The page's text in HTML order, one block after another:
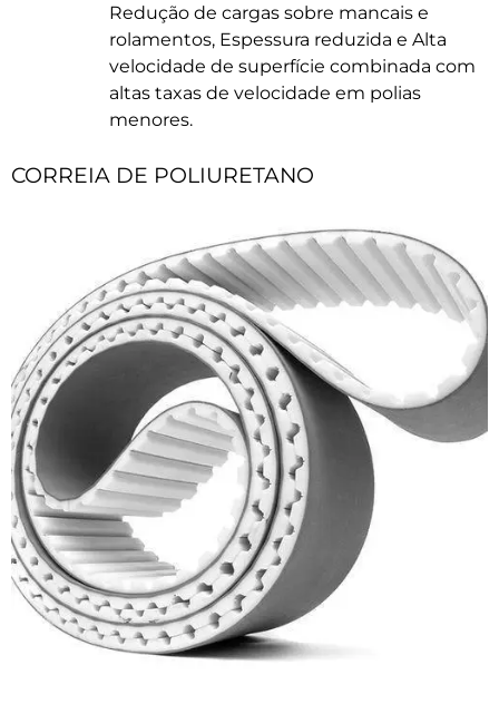
Redução de cargas sobre mancais e
rolamentos, Espessura reduzida e Alta
velocidade de superfície combinada com
altas taxas de velocidade em polias
menores.
CORREIA DE POLIURETANO